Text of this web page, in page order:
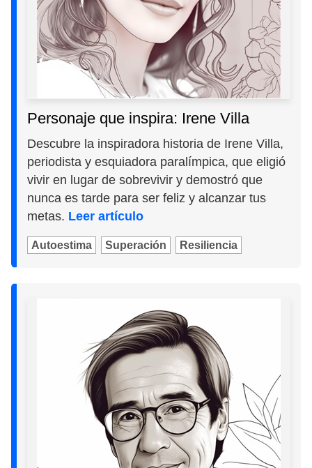
Personaje que inspira: Irene Villa
Descubre la inspiradora historia de Irene Villa,
periodista y esquiadora paralímpica, que eligió
vivir en lugar de sobrevivir y demostró que
nunca es tarde para ser feliz y alcanzar tus
metas. Leer artículo
Autoestima Superación Resiliencia